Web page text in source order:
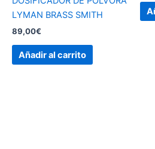
LYMAN BRASS SMITH
89,00€
Añadir al carrito